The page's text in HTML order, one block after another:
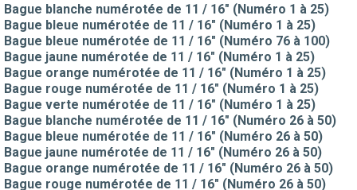
Bague blanche numérotée de 11 / 16" (Numéro 1 à 25)
Bague bleue numérotée de 11 / 16" (Numéro 1 à 25)
Bague bleue numérotée de 11 / 16" (Numéro 76 à 100)
Bague jaune numérotée de 11 / 16" (Numéro 1 à 25)
Bague orange numérotée de 11 / 16" (Numéro 1 à 25)
Bague rouge numérotée de 11 / 16" (Numéro 1 à 25)
Bague verte numérotée de 11 / 16" (Numéro 1 à 25)
Bague blanche numérotée de 11 / 16" (Numéro 26 à 50)
Bague bleue numérotée de 11 / 16" (Numéro 26 à 50)
Bague jaune numérotée de 11 / 16" (Numéro 26 à 50)
Bague orange numérotée de 11 / 16" (Numéro 26 à 50)
Bague rouge numérotée de 11 / 16" (Numéro 26 à 50)